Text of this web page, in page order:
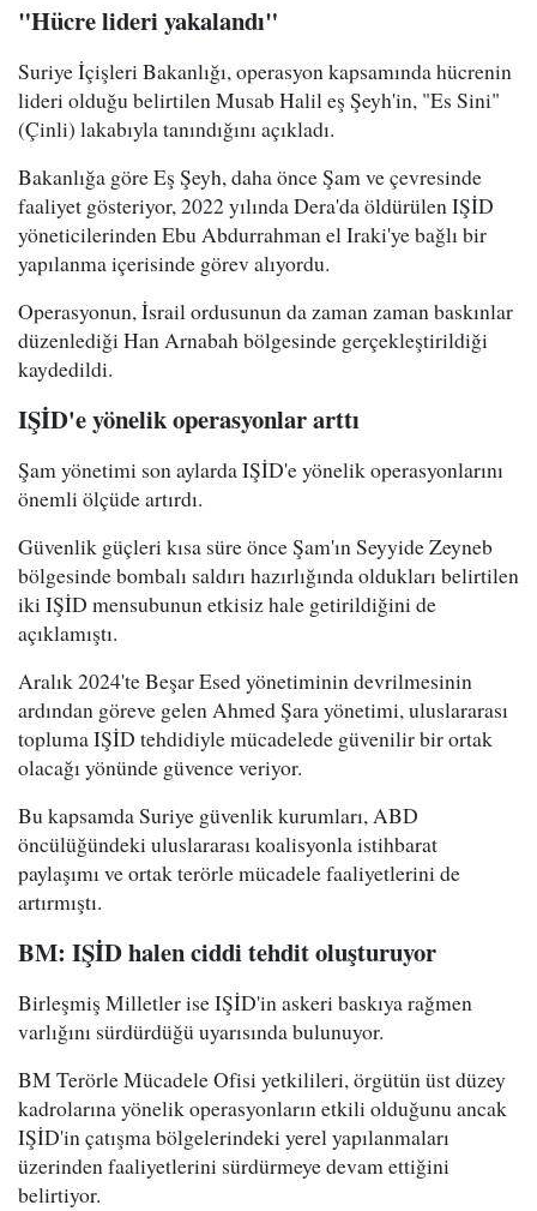
"Hücre lideri yakalandı"
Suriye İçişleri Bakanlığı, operasyon kapsamında hücrenin
lideri olduğu belirtilen Musab Halil eş Şeyh'in, "Es Sini"
(Çinli) lakabıyla tanındığını açıkladı.
Bakanlığa göre Eş Şeyh, daha önce Şam ve çevresinde
faaliyet gösteriyor, 2022 yılında Dera'da öldürülen IŞİD
yöneticilerinden Ebu Abdurrahman el Iraki'ye bağlı bir
yapılanma içerisinde görev alıyordu.
Operasyonun, İsrail ordusunun da zaman zaman baskınlar
düzenlediği Han Arnabah bölgesinde gerçekleştirildiği
kaydedildi.
IŞİD'e yönelik operasyonlar arttı
Şam yönetimi son aylarda IŞİD'e yönelik operasyonlarını
önemli ölçüde artırdı.
Güvenlik güçleri kısa süre önce Şam'ın Seyyide Zeyneb
bölgesinde bombalı saldırı hazırlığında oldukları belirtilen
iki IŞİD mensubunun etkisiz hale getirildiğini de
açıklamıştı.
Aralık 2024'te Beşar Esed yönetiminin devrilmesinin
ardından göreve gelen Ahmed Şara yönetimi, uluslararası
topluma IŞİD tehdidiyle mücadelede güvenilir bir ortak
olacağı yönünde güvence veriyor.
Bu kapsamda Suriye güvenlik kurumları, ABD
öncülüğündeki uluslararası koalisyonla istihbarat
paylaşımı ve ortak terörle mücadele faaliyetlerini de
artırmıştı.
BM: IŞİD halen ciddi tehdit oluşturuyor
Birleşmiş Milletler ise IŞİD'in askeri baskıya rağmen
varlığını sürdürdüğü uyarısında bulunuyor.
BM Terörle Mücadele Ofisi yetkilileri, örgütün üst düzey
kadrolarına yönelik operasyonların etkili olduğunu ancak
IŞİD'in çatışma bölgelerindeki yerel yapılanmaları
üzerinden faaliyetlerini sürdürmeye devam ettiğini
belirtiyor.